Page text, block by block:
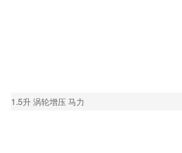
1.5升 涡轮增压 马力